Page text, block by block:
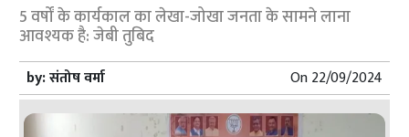
5 वर्षों के कार्यकाल का लेखा-जोखा जनता के सामने लाना
आवश्यक है: जेबी तुबिद
by:संतोष वर्मा On22/09/2024